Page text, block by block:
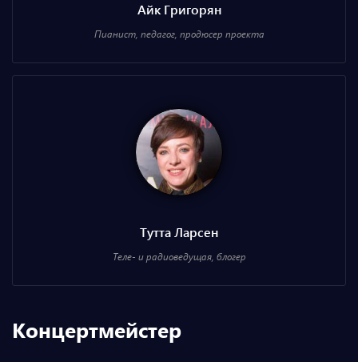
Айк Григорян
Пианист, педагог, продюсер проекта
Тутта Ларсен
Теле- и радиоведущая, блогер
Концертмейстер